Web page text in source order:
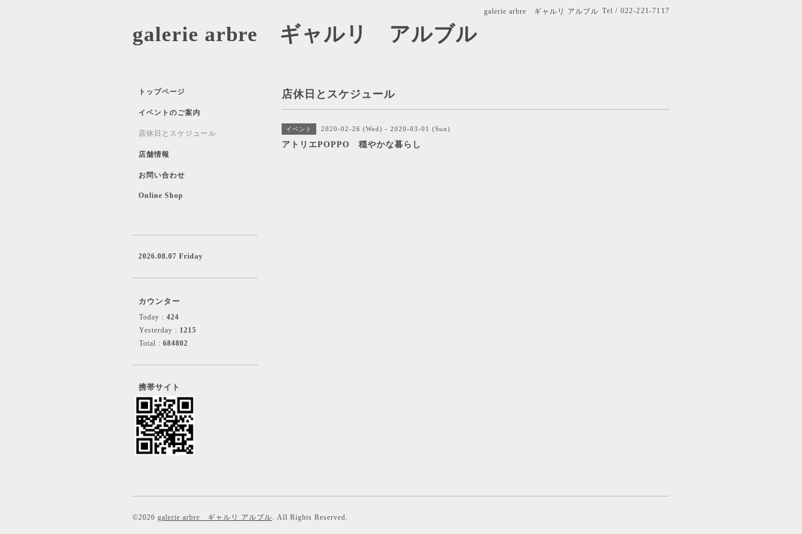
galerie arbre ギャルリ アルブル Tel / 022-221-7117
galerie arbre ギャルリ アルブル
店休日とスケジュール
イベント 2020-02-26 (Wed) - 2020-03-01 (Sun)
アトリエPOPPO 穏やかな暮らし
トップページ
イベントのご案内
店休日とスケジュール
店舗情報
お問い合わせ
Online Shop
2026.08.07 Friday
カウンター
Today : 424
Yesterday : 1215
Total : 684802
携帯サイト
©2026 galerie arbre ギャルリ アルブル. All Rights Reserved.